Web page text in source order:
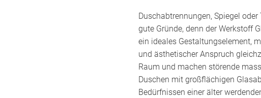
Duschabtrennungen, Spiegel
gute Gründe, denn der Werkstoff
ein ideales Gestaltungselement,
und ästhetischer Anspruch
Raum und machen störende
Duschen mit großflächigen
Bedürfnissen einer älter